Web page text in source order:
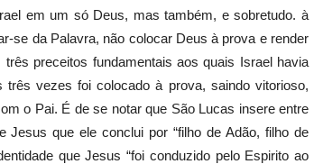
em um só Deus, mas também, e sobretudo. à
se da Palavra, não colocar Deus à prova e render
preceitos fundamentais aos quais Israel havia
vezes foi colocado à prova, saindo vitorioso,
o Pai. É de se notar que São Lucas insere entre
que ele conclui por “filho de Adão, filho de
que Jesus “foi conduzido pelo Espirito ao